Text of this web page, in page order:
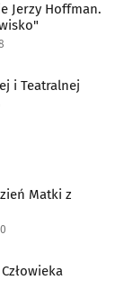
Jerzy Hoffman.
i Teatralnej
Matki z